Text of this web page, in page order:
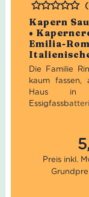
Kapern
•
Emilia-
Bewertet
Die Familie
kaum
Haus in
als
Modena
sich daraus
Feinkost